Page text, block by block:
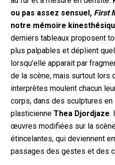
ou pas assez sensuel, First
notre mémoire
derniers tableaux proposent
plus palpables et déplient
lorsqu’elle apparait par
de la scène, mais surtout lors
interprètes moulent chacun
corps, dans des sculptures en
plasticienneThea Djordjaze.
œuvres modifiées sur la
étincelantes, qui deviennent
passages des gestes et des